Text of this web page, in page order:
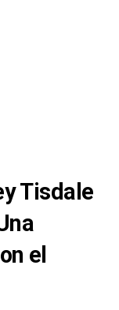
Tisdale
el